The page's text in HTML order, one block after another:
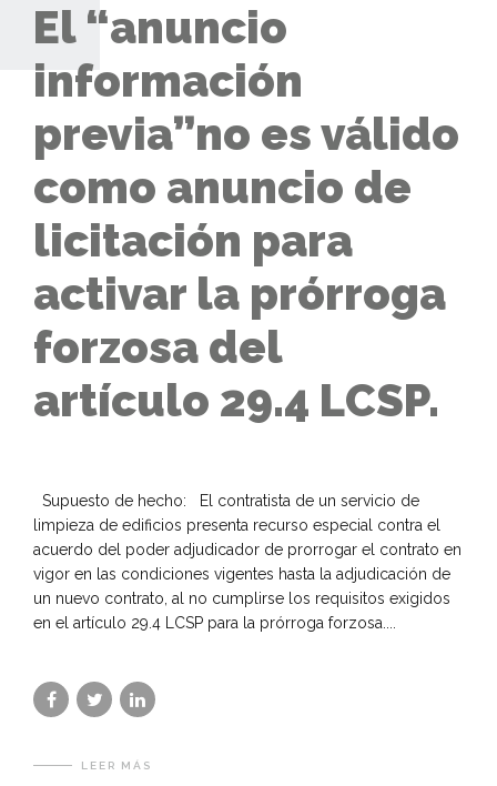
El “anuncio
información
previa”no es válido
como anuncio de
licitación para
activar la prórroga
forzosa del
artículo 29.4 LCSP.
Supuesto de hecho: El contratista de un servicio de
limpieza de edificios presenta recurso especial contra el
acuerdo del poder adjudicador de prorrogar el contrato en
vigor en las condiciones vigentes hasta la adjudicación de
un nuevo contrato, al no cumplirse los requisitos exigidos
en el artículo 29.4 LCSP para la prórroga forzosa....
LEER MÁS